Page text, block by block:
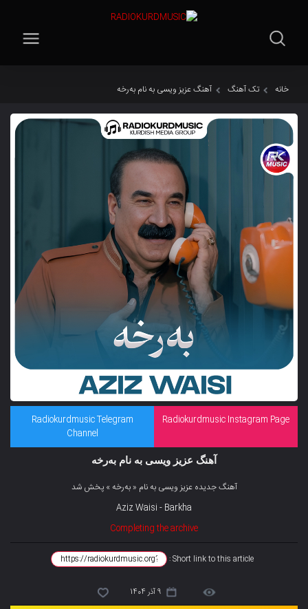
خانه تک آهنگ ‌آهنگ عزیز ویسی به نام بەرخە
Radiokurdmusic Instagram Page
Radiokurdmusic Telegram
Channel
‌آهنگ عزیز ویسی به نام بەرخە
آهنگ جدیده عزیز ویسی به نام « بەرخە » پخش شد
Aziz Waisi - Barkha
Completing the archive
Short link to this article :
9 آذر 1404